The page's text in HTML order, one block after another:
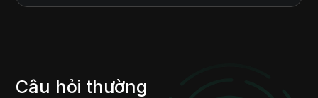
Câu hỏi thường